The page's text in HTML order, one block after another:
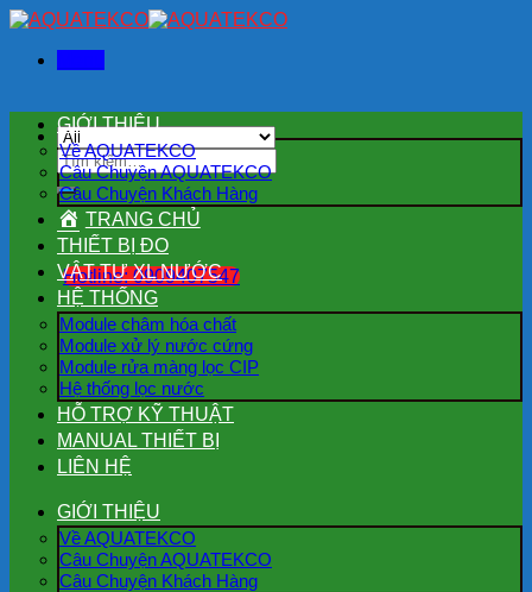
Skip
content
Tìm
kiếm:
Hotline: 0909407547
GIỚI THIỆU
Về AQUATEKCO
Câu Chuyện AQUATEKCO
Câu Chuyện Khách Hàng
TRANG CHỦ
THIẾT BỊ ĐO
VẬT TƯ XL NƯỚC
HỆ THỐNG
Module châm hóa chất
Module xử lý nước cứng
Module rửa màng lọc CIP
Hệ thống lọc nước
HỖ TRỢ KỸ THUẬT
MANUAL THIẾT BỊ
LIÊN HỆ
GIỚI THIỆU
Về AQUATEKCO
Câu Chuyện AQUATEKCO
Câu Chuyện Khách Hàng